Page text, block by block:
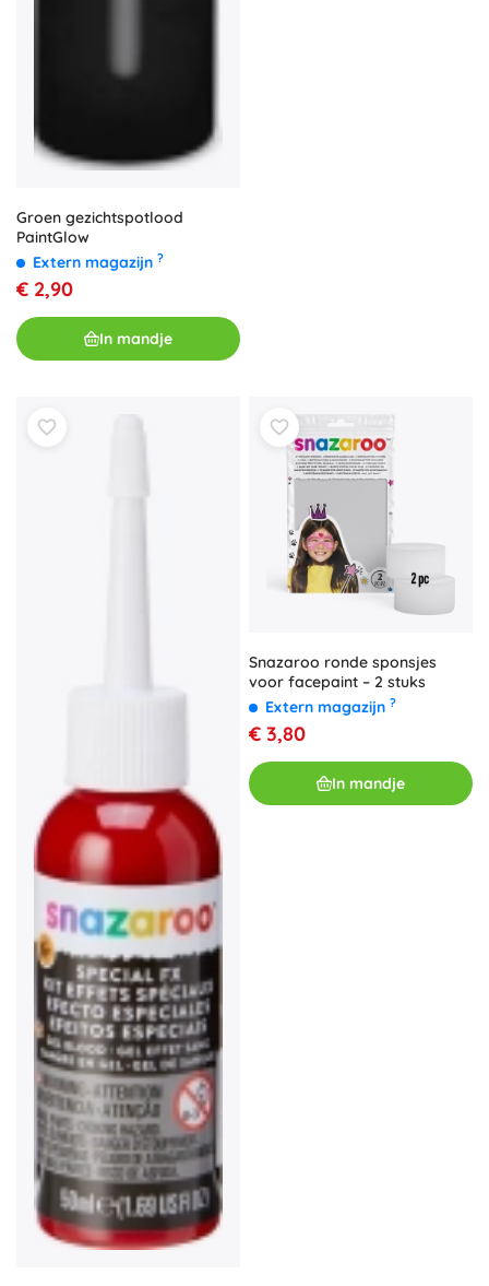
Groen gezichtspotlood
PaintGlow
Extern magazijn ?
€ 2,90
In mandje
Snazaroo ronde sponsjes
voor facepaint – 2 stuks
Extern magazijn ?
€ 3,80
In mandje